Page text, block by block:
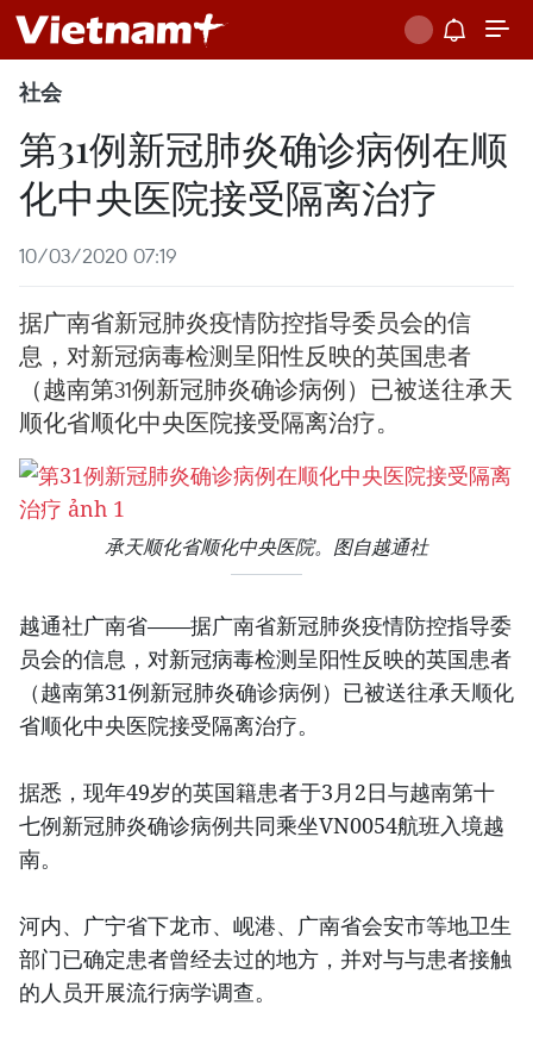
社会
第31例新冠肺炎确诊病例在顺
化中央医院接受隔离治疗
10/03/2020 07:19
据广南省新冠肺炎疫情防控指导委员会的信
息，对新冠病毒检测呈阳性反映的英国患者
（越南第31例新冠肺炎确诊病例）已被送往承天
顺化省顺化中央医院接受隔离治疗。
承天顺化省顺化中央医院。图自越通社
越通社广南省——据广南省新冠肺炎疫情防控指导委
员会的信息，对新冠病毒检测呈阳性反映的英国患者
（越南第31例新冠肺炎确诊病例）已被送往承天顺化
省顺化中央医院接受隔离治疗。
据悉，现年49岁的英国籍患者于3月2日与越南第十
七例新冠肺炎确诊病例共同乘坐VN0054航班入境越
南。
河内、广宁省下龙市、岘港、广南省会安市等地卫生
部门已确定患者曾经去过的地方，并对与与患者接触
的人员开展流行病学调查。